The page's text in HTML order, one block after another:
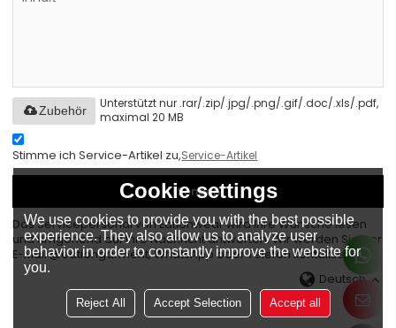
Unterstützt nur .rar/.zip/.jpg/.png/.gif/.doc/.xls/.pdf,
maximal 20 MB
Zubehör
Stimme ich Service-Artikel zu,Service-Artikel
Senden
Das Servicepersonal von Eationwear wird Ihre Wünsche lesen
und umgehend auf Ihre Nachricht antworten. Wir werden Sie per
E-Mail @eationgarment, WhatsApp oder Telefon kontaktieren.
Deutsch
Cookie settings
We use cookies to provide you with the best possible
experience. They also allow us to analyze user
behavior in order to constantly improve the website for
you.
Reject All Accept Selection Accept all